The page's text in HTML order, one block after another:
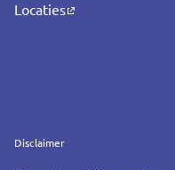
Locaties
Service
Disclaimer